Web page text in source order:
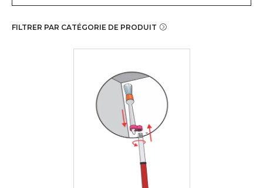
FILTRER PAR CATÉGORIE DE PRODUIT